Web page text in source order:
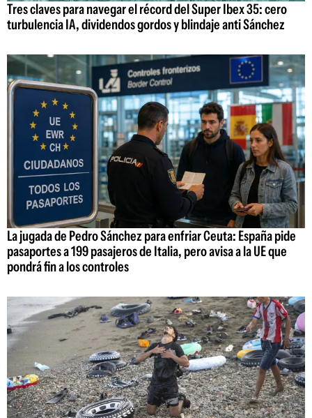
Tres claves para navegar el récord del Super Ibex 35: cero
turbulencia IA, dividendos gordos y blindaje anti Sánchez
La jugada de Pedro Sánchez para enfriar Ceuta: España pide
pasaportes a 199 pasajeros de Italia, pero avisa a la UE que
pondrá fin a los controles